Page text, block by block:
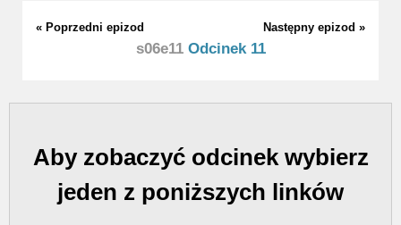
« Poprzedni epizod Następny epizod »
s06e11Odcinek 11
Aby zobaczyć odcinek wybierz
jeden z poniższych linków